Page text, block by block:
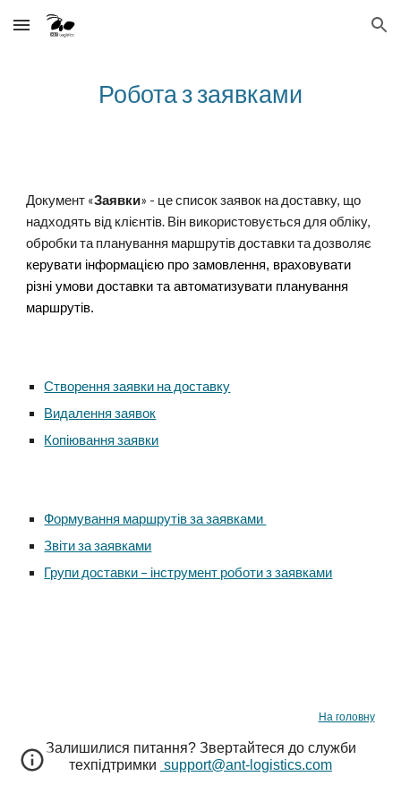
Skip to main content Skip to navigation
Робота з заявками
Документ «Заявки» - це список заявок на доставку, що
надходять від клієнтів. Він використовується для обліку,
обробки та планування маршрутів доставки та дозволяє
керувати інформацією про замовлення, враховувати
різні умови доставки та автоматизувати планування
маршрутів.
Створення заявки на доставку
Видалення заявок
Копіювання заявки
Формування маршрутів за заявками
Звіти за заявками
Групи доставки – інструмент роботи з заявками
На головну
Залишилися питання? Звертайтеся до служби
техпідтримки support@ant-logistics.com